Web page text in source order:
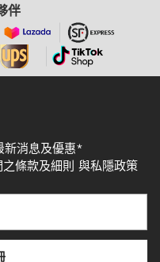
伴
新消息及優惠*
條款及細則 與私隱政策